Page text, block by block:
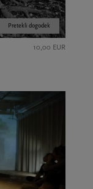
Pretekli dogodek
10,00 EUR